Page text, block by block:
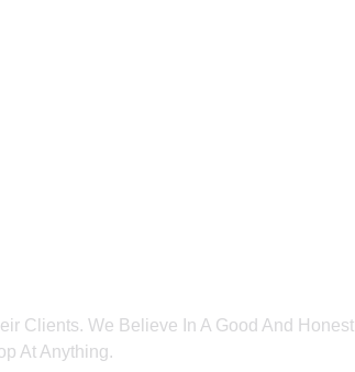
Clients. We Believe In A Good And Honest
At Anything.